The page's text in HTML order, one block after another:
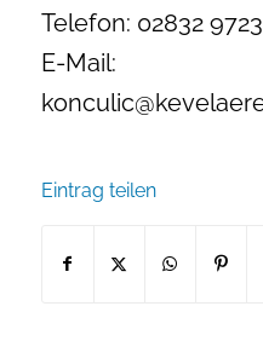
Telefon: 02832
E-Mail:
Eintrag teilen